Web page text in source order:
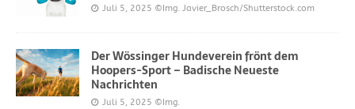
Juli 5, 2025 ©Img. Javier_Brosch/Shutterstock.com
Der Wössinger Hundeverein frönt dem
Hoopers-Sport – Badische Neueste
Nachrichten
Juli 5, 2025 ©Img.